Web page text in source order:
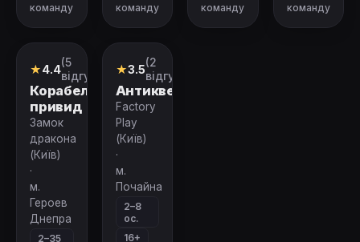
команду
команду
команду
команду
Ролевой
квест
Зачинено
★4.4(5
відгуків)
Корабель-
привид
Замок
дракона
(Київ)
·
м.
Героев
Днепра
2–35
Перформанс
Зачинено
★3.5(2
відгуки)
Антиквест
Factory
Play
(Київ)
·
м.
Почайна
2–8
ос.
16+